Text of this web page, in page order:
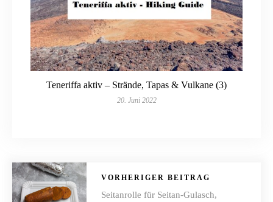
Teneriffa aktiv – Strände, Tapas & Vulkane (3)
20. Juni 2022
VORHERIGER BEITRAG
Seitanrolle für Seitan-Gulasch,